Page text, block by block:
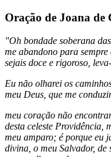
Oração de Joana
"Oh bondade soberana
me abandono para sempre
sejais doce e rigoroso,
Eu não olharei os
meu Deus, que me
meu coração não
desta celeste Providência,
meu amparo; é porque eu
divina, o meu Salvador, de